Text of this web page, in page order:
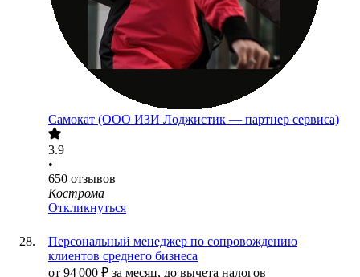
Самокат (ООО ИЗИ Лоджистик — партнер сервиса)
3.9
•
650 отзывов
Кострома
Откликнуться
Персональный менеджер по сопровождению
клиентов среднего бизнеса
от 94 000 ₽ за месяц, до вычета налогов